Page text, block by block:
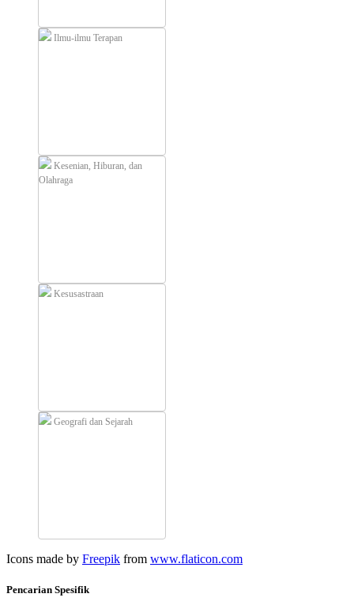
Ilmu-ilmu Terapan
Kesenian, Hiburan, dan
Olahraga
Kesusastraan
Geografi dan Sejarah
Icons made by Freepik from www.flaticon.com
Pencarian Spesifik